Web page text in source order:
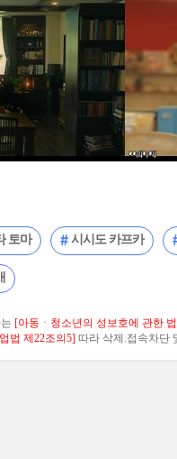
토마 시시도 카프카
[아동ㆍ청소년의 성보호에 관한
법 제22조의5] 따라 삭제.접속차단